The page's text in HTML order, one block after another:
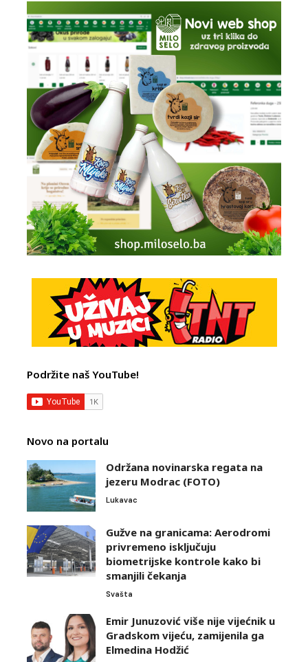
Podržite naš YouTube!
Novo na portalu
Održana novinarska regata na
jezeru Modrac (FOTO)
Lukavac
Gužve na granicama: Aerodromi
privremeno isključuju
biometrijske kontrole kako bi
smanjili čekanja
Svašta
Emir Junuzović više nije vijećnik u
Gradskom vijeću, zamijenila ga
Elmedina Hodžić